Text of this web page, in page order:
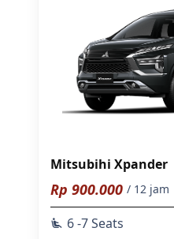
Mitsubihi Xpander
Rp 900.000 / 12 jam
airline_seat_recline_extra 6 -7 Seats